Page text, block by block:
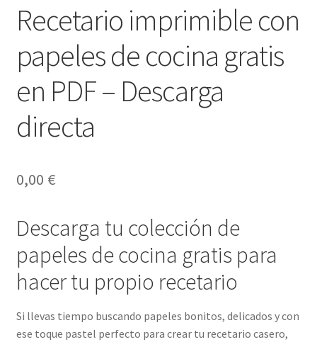
Recetario imprimible con
papeles de cocina gratis
en PDF – Descarga
directa
0,00 €
Descarga tu colección de
papeles de cocina gratis para
hacer tu propio recetario
Si llevas tiempo buscando papeles bonitos, delicados y con
ese toque pastel perfecto para crear tu recetario casero,